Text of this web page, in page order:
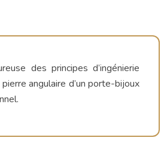
des principes d’ingénierie
angulaire d’un porte-bijoux